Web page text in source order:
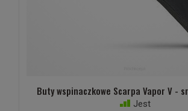
Buty wspinaczkowe Scarpa Vapor V -
Jest